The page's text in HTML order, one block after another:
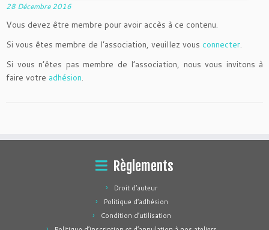
28 Décembre 2016
Vous devez être membre pour avoir accès à ce contenu.
Si vous êtes membre de l’association, veuillez vous connecter.
Si vous n’êtes pas membre de l’association, nous vous invitons à
faire votre adhésion.
Règlements
Droit d’auteur
Politique d’adhésion
Condition d’utilisation